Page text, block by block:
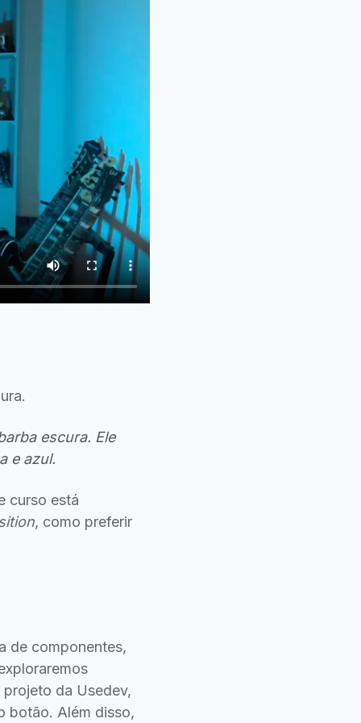
escura. Ele
e azul.
curso está
, como preferir
de componentes,
da Usedev,
botão. Além disso,